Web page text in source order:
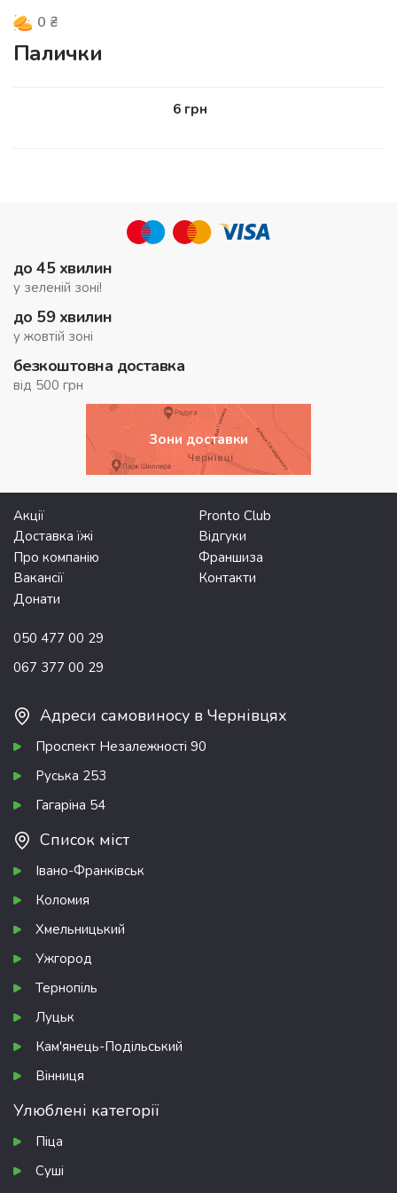
0 ₴
Палички
6грн
до 45 хвилин
у зеленій зоні!
до 59 хвилин
у жовтій зоні
безкоштовна доставка
від 500 грн
Зони доставки
Акції
Pronto Club
Доставка їжі
Відгуки
Про компанію
Франшиза
Вакансії
Контакти
Донати
050 477 00 29
067 377 00 29
Адреси самовиносу в Чернівцях
Проспект Незалежності 90
Руська 253
Гагаріна 54
Список міст
Івано-Франківськ
Коломия
Хмельницький
Ужгород
Тернопіль
Луцьк
Кам'янець-Подільський
Вінниця
Улюблені категорії
Піца
Суші